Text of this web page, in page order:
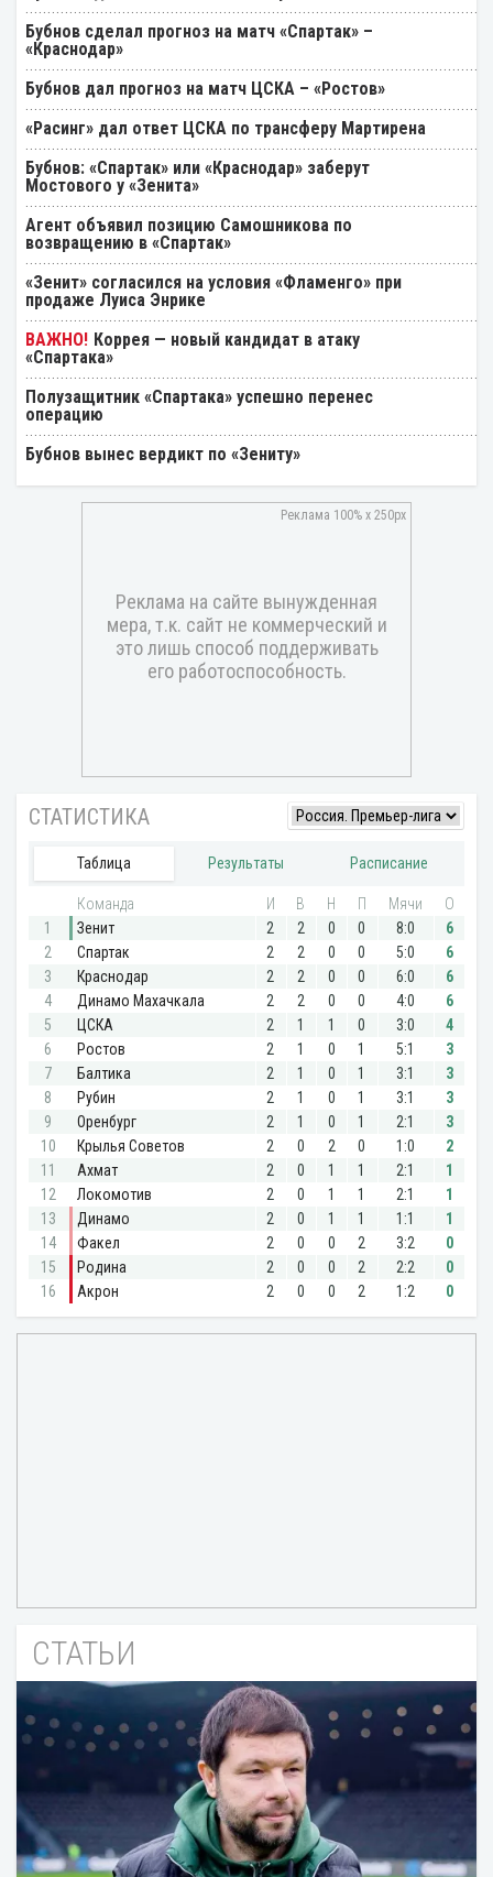
Бубнов сделал прогноз на матч «Спартак» –
«Краснодар»
Бубнов дал прогноз на матч ЦСКА – «Ростов»
«Расинг» дал ответ ЦСКА по трансферу Мартирена
Бубнов: «Спартак» или «Краснодар» заберут
Мостового у «Зенита»
Агент объявил позицию Самошникова по
возвращению в «Спартак»
«Зенит» согласился на условия «Фламенго» при
продаже Луиса Энрике
Коррея — новый кандидат в атаку
«Спартака»
Полузащитник «Спартака» успешно перенес
операцию
Бубнов вынес вердикт по «Зениту»
СТАТЬИ